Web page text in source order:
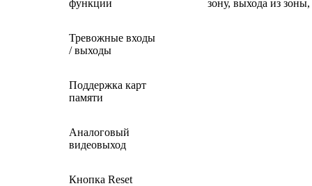
функции
зону, выхода из
Тревожные входы
/ выходы
Поддержка карт
памяти
Аналоговый
видеовыход
Кнопка Reset